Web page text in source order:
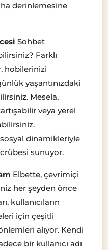
derinlemesine
Sohbet
Farklı
hobilerinizi
yaşantınızdaki
Mesela,
veya yerel
sosyal dinamikleriyle
sunuyor.
Elbette, çevrimiçi
her şeyden önce
kullanıcıların
için çeşitli
alıyor. Kendi
bir kullanıcı adı